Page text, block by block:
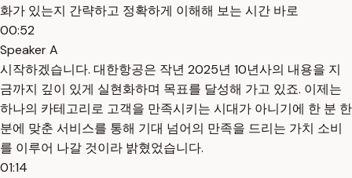
화가 있는지 간략하고 정확하게 이해해 보는 시간 바로
00:52
Speaker A
시작하겠습니다. 대한항공은 작년 2025년 10년사의 내용을 지
금까지 깊이 있게 실현화하며 목표를 달성해 가고 있죠. 이제는
하나의 카테고리로 고객을 만족시키는 시대가 아니기에 한 분 한
분에 맞춘 서비스를 통해 기대 넘어의 만족을 드리는 가치 소비
를 이루어 나갈 것이라 밝혔었습니다.
01:14